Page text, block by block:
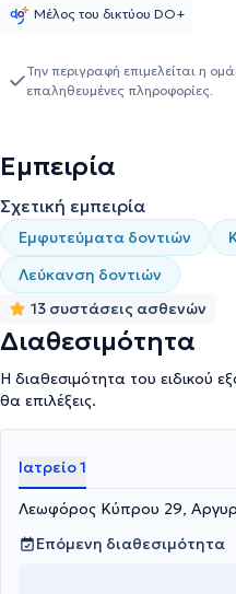
Αισθητική και Προσθετική
ασθενής, έπειτα από
εξατομικευμένο πλάνο
πρόγραμμα επανελέγχου για
οδοντιατρικών προβλημάτων
και αντιμετώπισή τους. Ένας εκ
Οδοντίατρος
Πισσίας
Σχολή του Αριστοτελείου
αξιόλογη κλινική εμπειρία,
επιστημονικών συνεδρίων και
Μέλος του δικτύου DO+
Την περιγραφή επιμελείται η
επαληθευμένες πληροφορίες.
Εμπειρία
Σχετική εμπειρία
Εμφυτεύματα δοντιών
Λεύκανση δοντιών
13 συστάσεις ασθενών
Διαθεσιμότητα
Η διαθεσιμότητα του ειδικού
θα επιλέξεις.
Ιατρείο 1
Λεωφόρος Κύπρου 29,
Επόμενη διαθεσιμότητα